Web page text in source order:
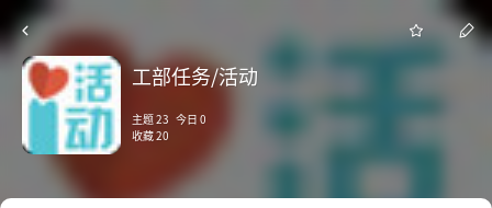
工部任务/活动
主题 23 今日 0
收藏 20